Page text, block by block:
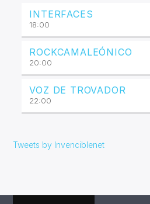
INTERFACES
18:00
ROCKCAMALEÓNICO
20:00
VOZ DE TROVADOR
22:00
Tweets by Invenciblenet